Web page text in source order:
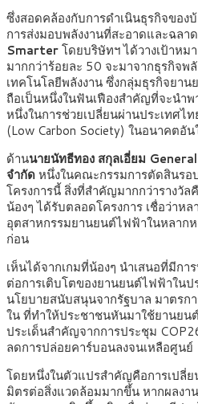
ซึ่งสอดคล้องกับการดำเนินธุรกิจของ
การส่งมอบพลังงานที่สะอาดและฉล
Smarterโดยบริษัทฯ ได้วางเป้าห
มากกว่าร้อยละ 50 จะมาจากธุรกิจพ
เทคโนโลยีพลังงาน ซึ่งกลุ่มธุรกิจยา
ถือเป็นหนึ่งในฟันเฟืองสำคัญที่จะนำพ
หนึ่งในการช่วยเปลี่ยนผ่านประเทศไ
(Low Carbon Society) ในอนาคตอั
ด้านนายนัทธีทอง สกุลเอี่ยม
จำกัดหนึ่งในคณะกรรมการตัดสินรอ
โครงการนี้ สิ่งที่สำคัญมากกว่ารางวั
น้องๆ ได้รับตลอดโครงการ เชื่อว่าหล
อุตสาหกรรมยานยนต์ไฟฟ้าในหลาก
ก่อน
เห็นได้จากเกมที่น้องๆ นำเสนอที่มีก
ต่อการเติบโตของยานยนต์ไฟฟ้าในป
นโยบายสนับสนุนจากรัฐบาล มาตรกา
ใน ที่ทำให้ประชาชนหันมาใช้ยานยน
ประเด็นสำคัญจากการประชุม
ลดการปล่อยคาร์บอนลงจนเหลือศูนย์
โดยหนึ่งในตัวแปรสำคัญคือการเปลี่
มิตรต่อสิ่งแวดล้อมมากขึ้น หากผลงา